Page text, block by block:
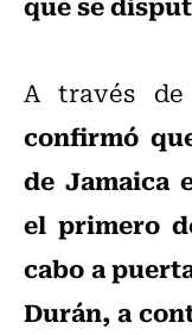
A través de
confirmó
de Jamaica
el primero
cabo a
Durán, a